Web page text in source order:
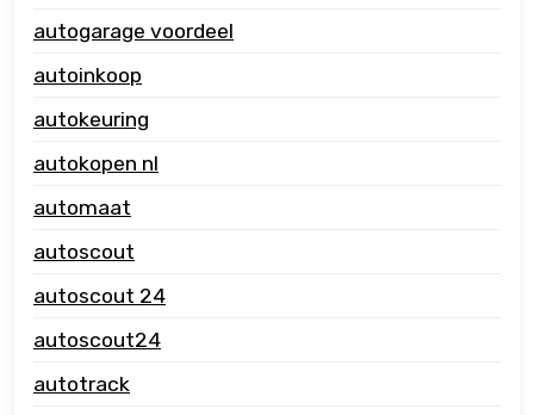
autogarage voordeel
autoinkoop
autokeuring
autokopen nl
automaat
autoscout
autoscout 24
autoscout24
autotrack